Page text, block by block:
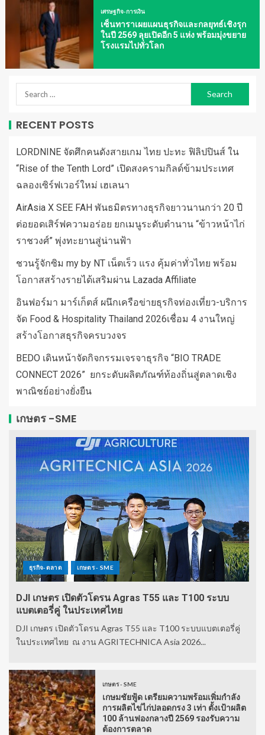
เศรษฐกิจ-การเงิน
เซ็นทาราเผยแผนธุรกิจและกลยุทธ์เชิงรุก
ในปี 2569 ลุยเปิดอีก 5 แห่ง พร้อมมุ่งขยาย
โรงแรมไปทั่วโลก
RECENT POSTS
LORDNINE จัดศึกคนดังสายเกม ไทย ปะทะ ฟิลิปปินส์ ใน
“Rise of the Tenth Lord” เปิดสงครามกิลด์ข้ามประเทศ
ฉลองเซิร์ฟเวอร์ใหม่ เฮเลนา
AirAsia X SEE FAH พันธมิตรทางธุรกิจยาวนานกว่า 20 ปี
ต่อยอดเสิร์ฟความอร่อย ยกเมนูระดับตำนาน “ข้าวหน้าไก่
ราชวงศ์” พุ่งทะยานสู่น่านฟ้า
ชวนรู้จักซิม my by NT เน็ตเร็ว แรง คุ้มค่าทั่วไทย พร้อม
โอกาสสร้างรายได้เสริมผ่าน Lazada Affiliate
อินฟอร์มา มาร์เก็ตส์ ผนึกเครือข่ายธุรกิจท่องเที่ยว-บริการ
จัด Food & Hospitality Thailand 2026เชื่อม 4 งานใหญ่
สร้างโอกาสธุรกิจครบวงจร
BEDO เดินหน้าจัดกิจกรรมเจรจาธุรกิจ “BIO TRADE
CONNECT 2026” ยกระดับผลิตภัณฑ์ท้องถิ่นสู่ตลาดเชิง
พาณิชย์อย่างยั่งยืน
เกษตร -SME
ธุรกิจ-ตลาด เกษตร - SME
DJI เกษตร เปิดตัวโดรน Agras T55 และ T100 ระบบ
แบตเตอรี่คู่ ในประเทศไทย
DJI เกษตร เปิดตัวโดรน Agras T55 และ T100 ระบบแบตเตอรี่คู่
ในประเทศไทย ณ งาน AGRITECHNICA Asia 2026...
เกษตร - SME
เกษมชัยฟู้ด เตรียมความพร้อมเพิ่มกำลัง
การผลิตไข่ไก่ปลอดกรง 3 เท่า ตั้งเป้าผลิต
100 ล้านฟองกลางปี 2569 รองรับความ
ต้องการตลาด